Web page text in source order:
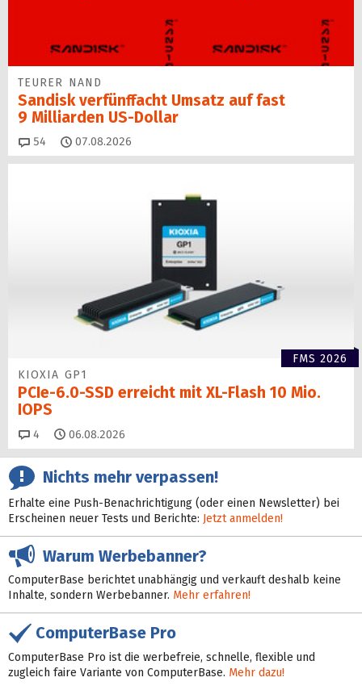
TEURER NAND
Sandisk verfünffacht Umsatz auf fast
9 Milliarden US-Dollar
54 Kommentare
07.08.2026
FMS 2026
KIOXIA GP1
PCIe-6.0-SSD erreicht mit XL-Flash 10 Mio.
IOPS
4 Kommentare
06.08.2026
Nichts mehr verpassen!
Erhalte eine Push-Benachrichtigung (oder einen Newsletter) bei
Erscheinen neuer Tests und Berichte: Jetzt anmelden!
Warum Werbebanner?
ComputerBase berichtet unabhängig und verkauft deshalb keine
Inhalte, sondern Werbebanner. Mehr erfahren!
ComputerBase Pro
ComputerBase Pro ist die werbefreie, schnelle, flexible und
zugleich faire Variante von ComputerBase. Mehr dazu!